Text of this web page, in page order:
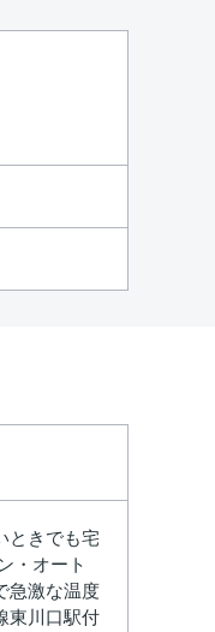
ときでも宅
・オート
急激な温度
東川口駅付